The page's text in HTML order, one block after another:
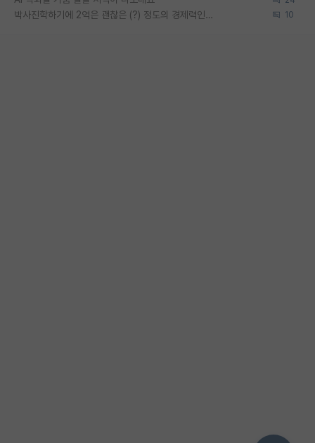
박사진학하기에 2억은 괜찮은 (?) 정도의 경제력인가요 10